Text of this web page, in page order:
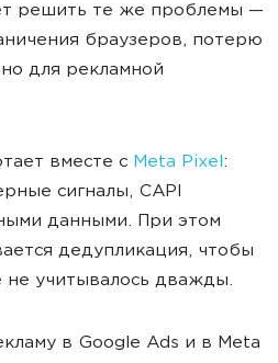
решить те же проблемы —
браузеров, потерю
для рекламной
вместе с Meta Pixel:
сигналы, CAPI
данными. При этом
дедупликация, чтобы
учитывалось дважды.
в Google Ads и в Meta